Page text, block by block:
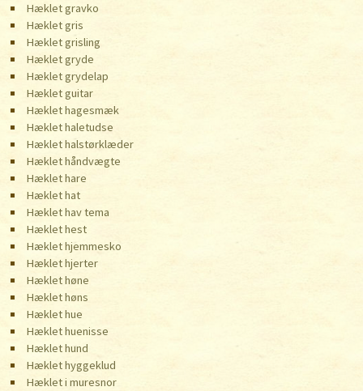
Hæklet gravko
Hæklet gris
Hæklet grisling
Hæklet gryde
Hæklet grydelap
Hæklet guitar
Hæklet hagesmæk
Hæklet haletudse
Hæklet halstørklæder
Hæklet håndvægte
Hæklet hare
Hæklet hat
Hæklet hav tema
Hæklet hest
Hæklet hjemmesko
Hæklet hjerter
Hæklet høne
Hæklet høns
Hæklet hue
Hæklet huenisse
Hæklet hund
Hæklet hyggeklud
Hæklet i muresnor